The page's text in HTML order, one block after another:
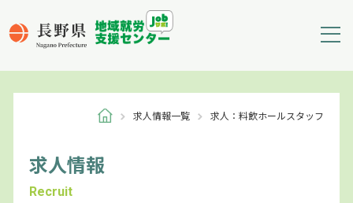
求人情報一覧 求人：料飲ホールスタッフ
求人情報
Recruit